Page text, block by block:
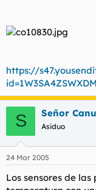
https://
S Señor
Asiduo
24 Mar 2005
Los sensores de